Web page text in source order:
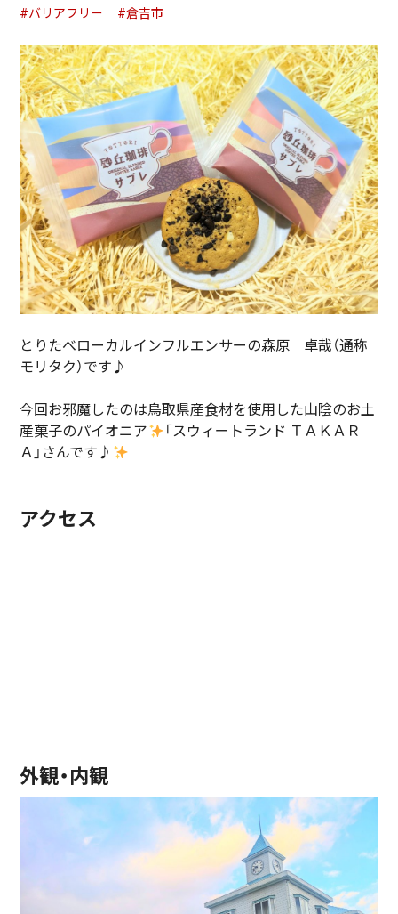
#バリアフリー
#倉吉市
とりたべローカルインフルエンサーの森原 卓哉（通称
モリタク）です♪
今回お邪魔したのは鳥取県産食材を使用した山陰のお土
産菓子のパイオニア
「スウィートランド ＴＡＫＡＲ
Ａ」さんです♪
アクセス
外観・内観